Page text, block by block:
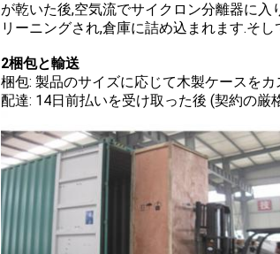
が乾いた後,空気流でサイクロン分離器に
リーニングされ,倉庫に詰め込まれます.そ
2梱包と輸送
梱包: 製品のサイズに応じて木製ケースをカ
配達: 14日前払いを受け取った後 (契約の厳